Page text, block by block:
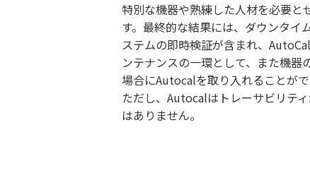
特別な機器や熟練した人材を必要
す。最終的な結果には、ダウンタイ
ステムの即時検証が含まれ、
ンテナンスの一環として、また機器
場合にAutocalを取り入れることがで
ただし、Autocalはトレーサビリテ
はありません。